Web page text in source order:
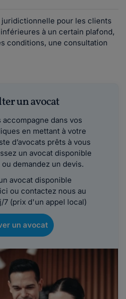
pour les clients
à un certain plafond,
conditions, une consultation
un avocat
dans vos
en mettant à votre
d’avocats prêts à vous
un avocat disponible
demandez un devis.
avocat disponible
ou contactez nous au
7 (prix d'un appel local)
un avocat